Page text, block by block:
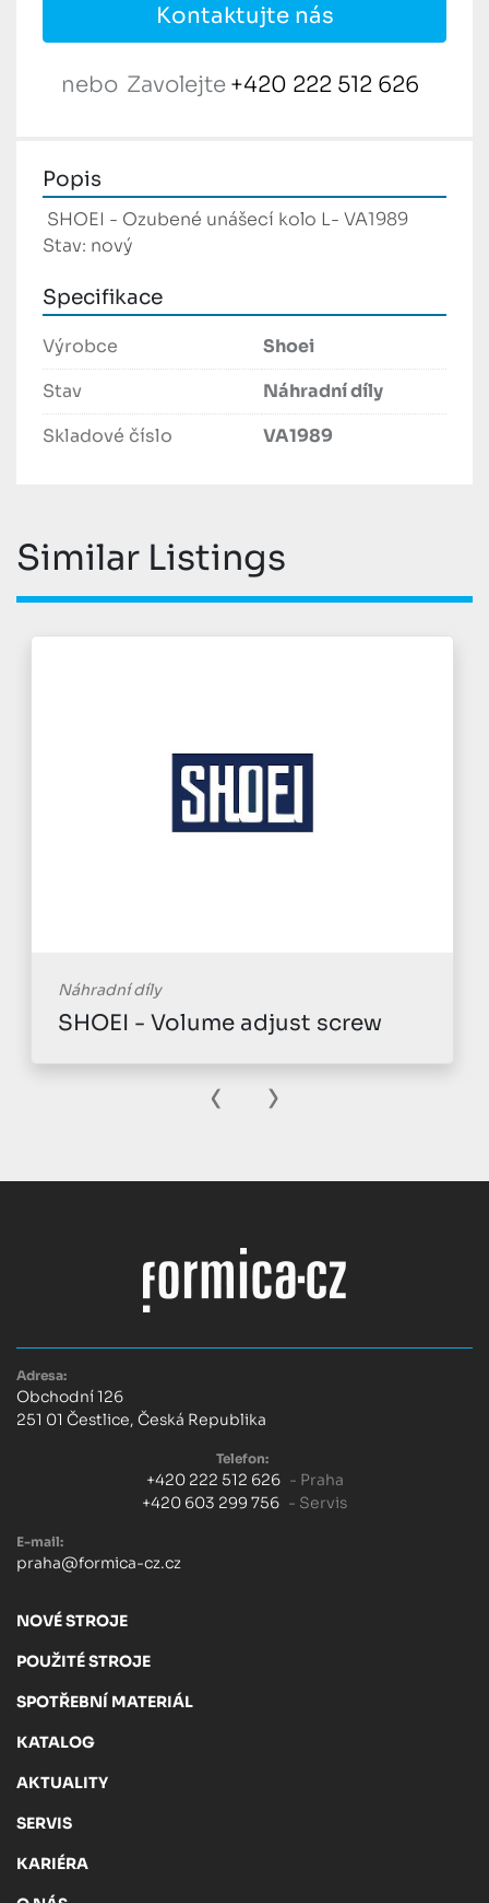
Kontaktujte nás
nebo Zavolejte +420 222 512 626
Popis
SHOEI - Ozubené unášecí kolo L- VA1989
Stav: nový
Specifikace
Výrobce
Shoei
Stav
Náhradní díly
Skladové číslo
VA1989
Similar Listings
Náhradní díly
SHOEI - Volume adjust screw
‹ ›
Adresa:
Obchodní 126
251 01 Čestlice, Česká Republika
Telefon:
+420 222 512 626 - Praha
+420 603 299 756 - Servis
E-mail:
praha@formica-cz.cz
NOVÉ STROJE
POUŽITÉ STROJE
SPOTŘEBNÍ MATERIÁL
KATALOG
AKTUALITY
SERVIS
KARIÉRA